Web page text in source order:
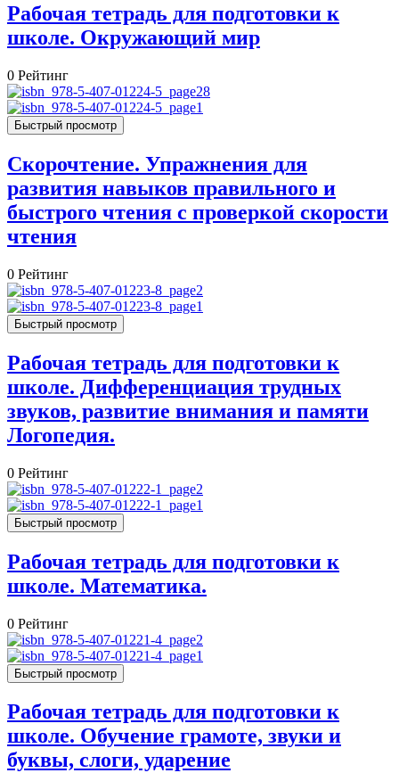
Рабочая тетрадь для подготовки к
школе. Окружающий мир
0 Рейтинг
Быстрый просмотр
Скорочтение. Упражнения для
развития навыков правильного и
быстрого чтения с проверкой скорости
чтения
0 Рейтинг
Быстрый просмотр
Рабочая тетрадь для подготовки к
школе. Дифференциация трудных
звуков, развитие внимания и памяти
Логопедия.
0 Рейтинг
Быстрый просмотр
Рабочая тетрадь для подготовки к
школе. Математика.
0 Рейтинг
Быстрый просмотр
Рабочая тетрадь для подготовки к
школе. Обучение грамоте, звуки и
буквы, слоги, ударение